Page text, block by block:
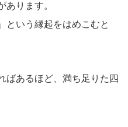
あります。
という縁起をはめこむと
ばあるほど、満ち足りた四